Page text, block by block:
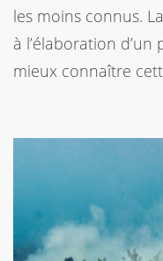
les moins connus.
à l’élaboration
mieux connaître